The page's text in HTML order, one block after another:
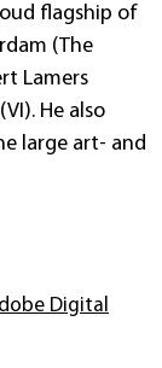
flagship of
(The
Lamers
He also
large art- and
Digital